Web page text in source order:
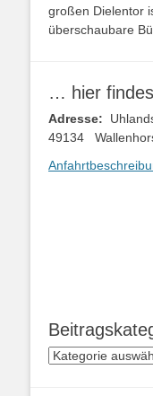
großen Dielentor
überschaubare
… hier
Adresse:
49134
Beitragskategorien